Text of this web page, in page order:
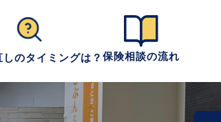
のタイミングは？ 保険相談の流れ